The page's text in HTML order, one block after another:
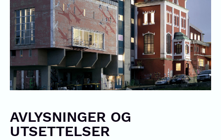
AVLYSNINGER OG
UTSETTELSER